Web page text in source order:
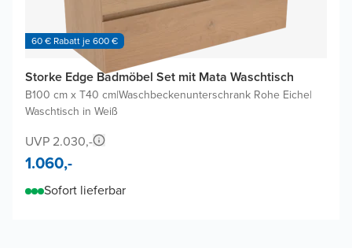
60 € Rabatt je 600 €
Storke Edge Badmöbel Set mit Mata Waschtisch
B100 cm x T40 cm|Waschbeckenunterschrank Rohe Eiche|
Waschtisch in Weiß
UVP 2.030,-
1.060,-
Sofort lieferbar